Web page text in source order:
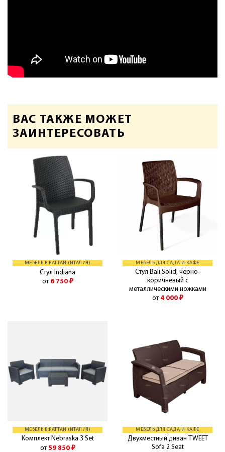
ВАС ТАКЖЕ МОЖЕТ
ЗАИНТЕРЕСОВАТЬ
МЕБЕЛЬ B:RATTAN (ИТАЛИЯ)
Стул Indiana
от 6 750 ₽
МЕБЕЛЬ ДЛЯ САДА И КАФЕ
Стул Bali Solid, черно-
коричневый с
металлическими ножками
от 4 000 ₽
МЕБЕЛЬ B:RATTAN (ИТАЛИЯ)
Комплект Nebraska 3 Set
от 59 850 ₽
МЕБЕЛЬ ДЛЯ САДА И КАФЕ
Двухместный диван TWEET
Sofa 2 Seat